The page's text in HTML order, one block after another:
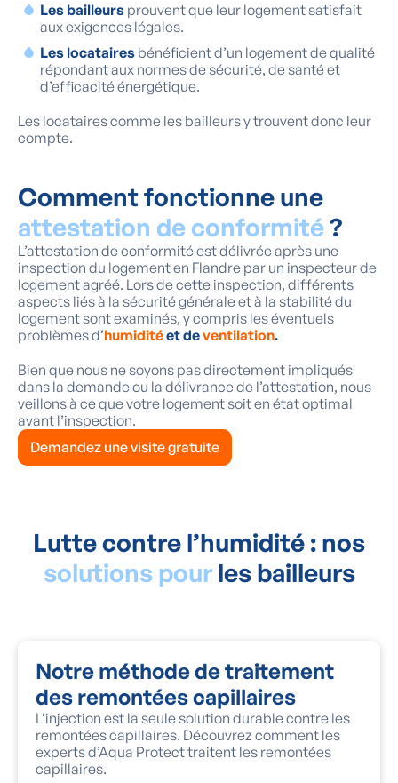
Les bailleurs prouvent que leur logement satisfait
aux exigences légales.
Les locataires bénéficient d’un logement de qualité
répondant aux normes de sécurité, de santé et
d’efficacité énergétique.
Les locataires comme les bailleurs y trouvent donc leur
compte.
Comment fonctionne une
attestation de conformité?
L’attestation de conformité est délivrée après une
inspection du logement en Flandre par un inspecteur de
logement agréé. Lors de cette inspection, différents
aspects liés à la sécurité générale et à la stabilité du
logement sont examinés, y compris les éventuels
problèmes d’humiditéet deventilation.
Bien que nous ne soyons pas directement impliqués
dans la demande ou la délivrance de l’attestation, nous
veillons à ce que votre logement soit en état optimal
avant l’inspection.
Demandez une visite gratuite
Lutte contre l’humidité : nos
solutions pour les bailleurs
Notre méthode de traitement
des remontées capillaires
L’injection est la seule solution durable contre les
remontées capillaires. Découvrez comment les
experts d’Aqua Protect traitent les remontées
capillaires.